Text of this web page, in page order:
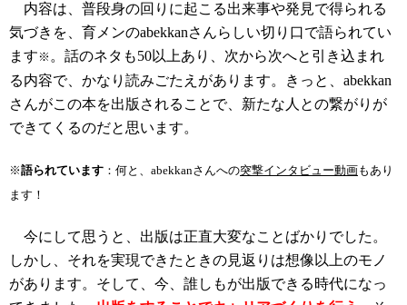
内容は、普段身の回りに起こる出来事や発見で得られる
気づきを、育メンのabekkanさんらしい切り口で語られてい
ます ※ 。話のネタも50以上あり、次から次へと引き込まれ
る内容で、かなり読みごたえがあります。きっと、abekkan
さんがこの本を出版されることで、新たな人との繋がりが
できてくるのだと思います。
※語られています ：何と、abekkanさんへの突撃インタビュー動画もあり
ます！
今にして思うと、出版は正直大変なことばかりでした。
しかし、それを実現できたときの見返りは想像以上のモノ
があります。そして、今、誰しもが出版できる時代になっ